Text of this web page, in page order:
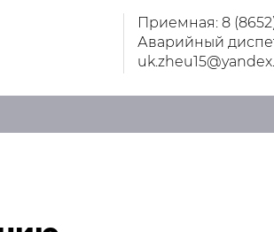
Приемная: 8
Аварийный